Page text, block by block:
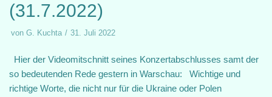
(31.7.2022)
von G. Kuchta 31. Juli 2022
Hier der Videomitschnitt seines Konzertabschlusses samt der
so bedeutenden Rede gestern in Warschau: Wichtige und
richtige Worte, die nicht nur für die Ukraine oder Polen